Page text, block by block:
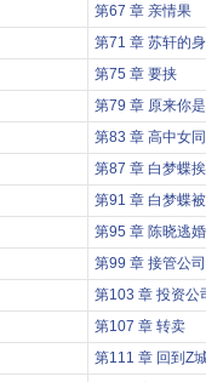
第67 章 亲情果
第71 章 苏轩的
第75 章 要挟
第79 章 原来你
第83 章 高中女
第87 章 白梦蝶
第91 章 白梦蝶
第95 章 陈晓逃婚
第99 章 接管公司
第103 章 投资公
第107 章 转卖
第111 章 回到Z